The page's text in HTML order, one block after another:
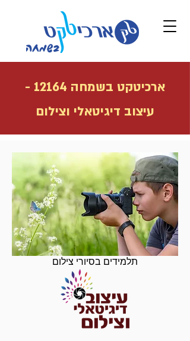
ארכיטקט בשמחה 12164 -
עיצוב דיגיטאלי וצילום
תלמידים בסיורי צילום